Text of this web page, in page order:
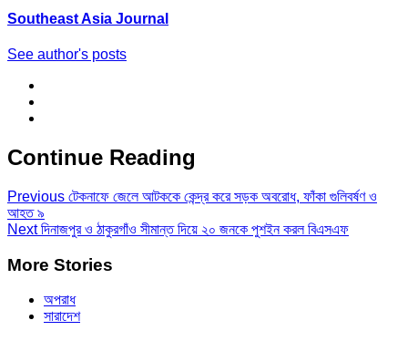
Southeast Asia Journal
See author's posts
Continue Reading
Previous টেকনাফে জেলে আটককে কেন্দ্র করে সড়ক অবরোধ, ফাঁকা গুলিবর্ষণ ও
আহত ৯
Nextদিনাজপুর ও ঠাকুরগাঁও সীমান্ত দিয়ে ২০ জনকে পুশইন করল বিএসএফ
More Stories
অপরাধ
সারাদেশ